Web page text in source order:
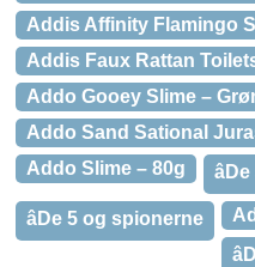
Addis Affinity Flamingo
Addis Faux Rattan
Addo Gooey Slime –
Addo Sand Sational
Addo Slime – 80g
âDe 5 og spionerne